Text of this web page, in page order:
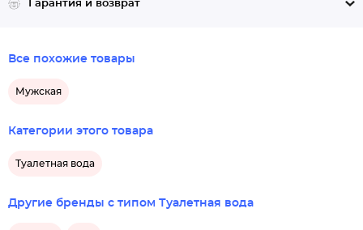
Гарантия и возврат
Все похожие товары
Мужская
Категории этого товара
Туалетная вода
Другие бренды с типом Туалетная вода